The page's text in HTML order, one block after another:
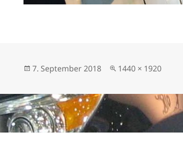
Veröffentlicht
7. September 2018 Originalgröße
1440 × 1920